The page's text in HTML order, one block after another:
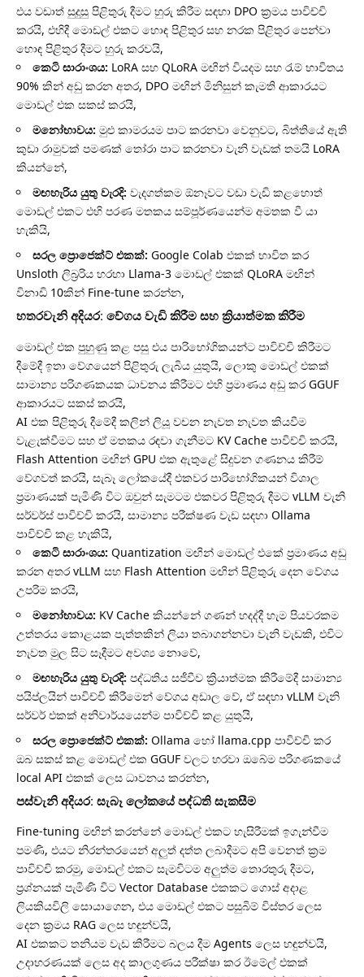
එය වඩාත් සුදුසු පිළිතුරු දීමට හුරු කිරීම සඳහා DPO ක්‍රමය පාවිච්චි
කරයි, එහිදී මොඩල් එකට හොඳ පිළිතුර සහ නරක පිළිතුර පෙන්වා
හොඳ පිළිතුර දීමට හුරු කරවයි,
කෙටි සාරාංශය: LoRA සහ QLoRA මඟින් වියදම සහ රැම් භාවිතය
90% කින් අඩු කරන අතර, DPO මඟින් මිනිසුන් කැමති ආකාරයට
මොඩල් එක සකස් කරයි,
මනෝභාවය: මුළු කාමරයම පාට කරනවා වෙනුවට, බිත්තියේ ඇති
කුඩා රාමුවක් පමණක් තෝරා පාට කරනවා වැනි වැඩක් තමයි LoRA
කියන්නේ,
මඟහැරිය යුතු වැරදි: වැදගත්කම ඕනෑවට වඩා වැඩි කළහොත්
මොඩල් එකට එහි පරණ මතකය සම්පූර්ණයෙන්ම අමතක වී යා
හැකියි,
සරල ප්‍රොජෙක්ට් එකක්: Google Colab එකක් භාවිත කර
Unsloth ලිබ්‍රරිය හරහා Llama-3 මොඩල් එකක් QLoRA මඟින්
විනාඩි 10කින් Fine-tune කරන්න,
හතරවැනි අදියර: වේගය වැඩි කිරීම සහ ක්‍රියාත්මක කිරීම
මොඩල් එක පුහුණු කළ පසු එය පාරිභෝගිකයන්ට පාවිච්චි කිරීමට
දීමේදී ඉතා වේගයෙන් පිළිතුරු ලැබිය යුතුයි, ලොකු මොඩල් එකක්
සාමාන්‍ය පරිගණකයක ධාවනය කිරීමට එහි ප්‍රමාණය අඩු කර GGUF
ආකාරයට සකස් කරයි,
AI එක පිළිතුරු දීමේදී කලින් ලියූ වචන නැවත නැවත කියවීම
වැළැක්වීමට සහ ඒ මතකය රඳවා ගැනීමට KV Cache පාවිච්චි කරයි,
Flash Attention මඟින් GPU එක ඇතුළේ සිදුවන ගණනය කිරීම්
වේගවත් කරයි, සැබෑ ලෝකයේදී එකවර පාරිභෝගිකයන් විශාල
ප්‍රමාණයක් පැමිණි විට ඔවුන් සැමටම එකවර පිළිතුරු දීමට vLLM වැනි
සර්වර්ස් පාවිච්චි කරයි, සාමාන්‍ය පරීක්ෂණ වැඩ සඳහා Ollama
පාවිච්චි කළ හැකියි,
කෙටි සාරාංශය: Quantization මඟින් මොඩල් එකේ ප්‍රමාණය අඩු
කරන අතර vLLM සහ Flash Attention මඟින් පිළිතුරු දෙන වේගය
උපරිම කරයි,
මනෝභාවය: KV Cache කියන්නේ ගණන් හදද්දී හැම පියවරකම
උත්තරය කොළයක පැත්තකින් ලියා තබාගන්නවා වැනි වැඩකි, එවිට
නැවත මුල සිට සෑදීමට අවශ්‍ය නොවේ,
මඟහැරිය යුතු වැරදි: පද්ධතිය සජීවීව ක්‍රියාත්මක කිරීමේදී සාමාන්‍ය
පයිප්ලයින් පාවිච්චි කිරීමෙන් වේගය අඩාල වේ, ඒ සඳහා vLLM වැනි
සර්වර් එකක් අනිවාර්යයෙන්ම පාවිච්චි කළ යුතුයි,
සරල ප්‍රොජෙක්ට් එකක්: Ollama හෝ llama.cpp පාවිච්චි කර
ඔබ සකස් කළ මොඩල් එක GGUF වලට හරවා ඔබේම පරිගණකයේ
local API එකක් ලෙස ධාවනය කරන්න,
පස්වැනි අදියර: සැබෑ ලෝකයේ පද්ධති සැකසීම
Fine-tuning මඟින් කරන්නේ මොඩල් එකට හැසිරීමක් ඉගැන්වීම
පමණි, එයට නිරන්තරයෙන් අලුත් දත්ත ලබාදීමට අපි වෙනත් ක්‍රම
පාවිච්චි කරමු, මොඩල් එකට සැමවිටම අලුත්ම තොරතුරු දීමට,
ප්‍රශ්නයක් පැමිණි විට Vector Database එකකට ගොස් අදාළ
ලියකියවිලි සොයාගෙන, එය මොඩල් එකට පසුබිම් විස්තර ලෙස
දෙන ක්‍රමය RAG ලෙස හඳුන්වයි,
AI එකකට තනියම වැඩ කිරීමට බලය දීම Agents ලෙස හඳුන්වයි,
උදාහරණයක් ලෙස අද කාලගුණය පරීක්ෂා කර ඊමේල් එකක්